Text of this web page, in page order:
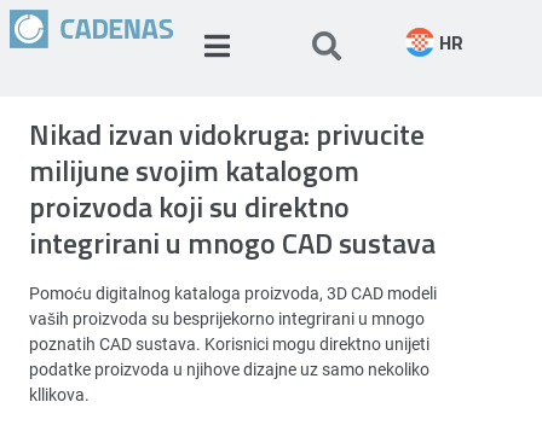
HR
Nikad izvan vidokruga: privucite
milijune svojim katalogom
proizvoda koji su direktno
integrirani u mnogo CAD sustava
Pomoću digitalnog kataloga proizvoda, 3D CAD modeli
vaših proizvoda su besprijekorno integrirani u mnogo
poznatih CAD sustava. Korisnici mogu direktno unijeti
podatke proizvoda u njihove dizajne uz samo nekoliko
kllikova.